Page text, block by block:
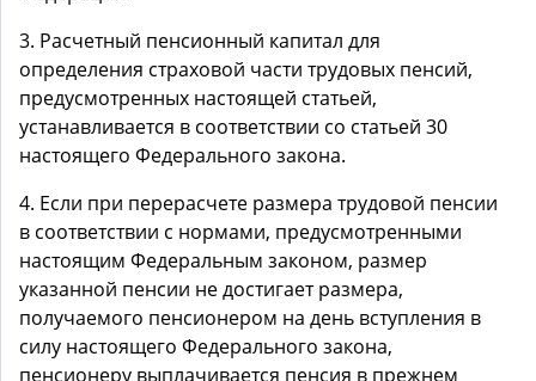
3. Расчетный пенсионный капитал для
определения страховой части трудовых пенсий,
предусмотренных настоящей статьей,
устанавливается в соответствии со статьей 30
настоящего Федерального закона.
4. Если при перерасчете размера трудовой пенсии
в соответствии с нормами, предусмотренными
настоящим Федеральным законом, размер
указанной пенсии не достигает размера,
получаемого пенсионером на день вступления в
силу настоящего Федерального закона,
пенсионеру выплачивается пенсия в прежнем